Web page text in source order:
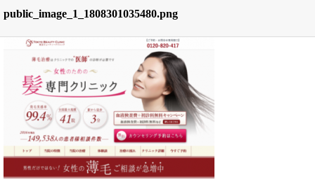
public_image_1_1808301035480.png